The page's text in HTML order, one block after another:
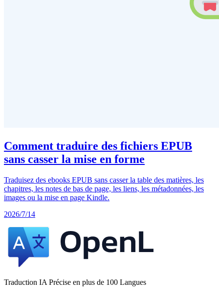
Comment traduire des fichiers EPUB
sans casser la mise en forme
Traduisez des ebooks EPUB sans casser la table des matières, les
chapitres, les notes de bas de page, les liens, les métadonnées, les
images ou la mise en page Kindle.
2026/7/14
Traduction IA Précise en plus de 100 Langues